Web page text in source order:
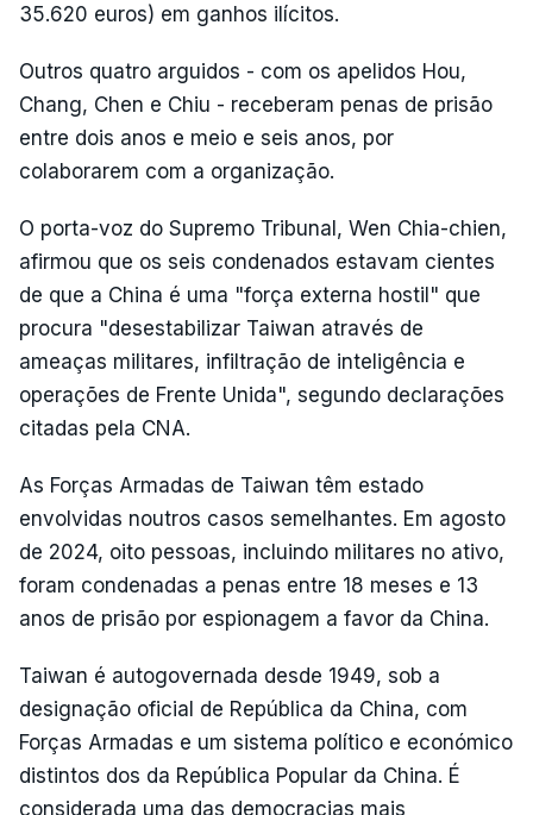
35.620 euros) em ganhos ilícitos.
Outros quatro arguidos - com os apelidos Hou,
Chang, Chen e Chiu - receberam penas de prisão
entre dois anos e meio e seis anos, por
colaborarem com a organização.
O porta-voz do Supremo Tribunal, Wen Chia-chien,
afirmou que os seis condenados estavam cientes
de que a China é uma "força externa hostil" que
procura "desestabilizar Taiwan através de
ameaças militares, infiltração de inteligência e
operações de Frente Unida", segundo declarações
citadas pela CNA.
As Forças Armadas de Taiwan têm estado
envolvidas noutros casos semelhantes. Em agosto
de 2024, oito pessoas, incluindo militares no ativo,
foram condenadas a penas entre 18 meses e 13
anos de prisão por espionagem a favor da China.
Taiwan é autogovernada desde 1949, sob a
designação oficial de República da China, com
Forças Armadas e um sistema político e económico
distintos dos da República Popular da China. É
considerada uma das democracias mais